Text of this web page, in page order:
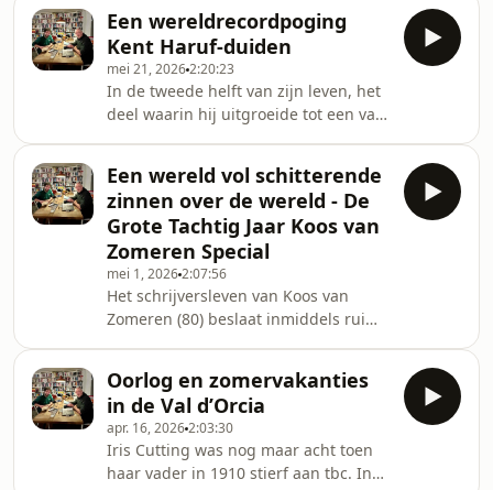
je herinnert en wat tuss
willen geven, en ze langzaam maar
zeker toch een antwoord te
ontfutselen, zonder dat dat
ontfutselen op ontfutselen lijkt
natuurlijk. Wie zo goed kan
interviewen dat mensen precies
datgene zeggen wat het dichtst bij
hun hart ligt, heeft geen noodgrepen
nodig. D
Een wereldrecordpoging
Kent Haruf-duiden
mei 21, 20262:20:23
In de tweede helft van zijn leven, het
deel waarin hij uitgroeide tot een van
in een dorp in de bergen van
Colorado een huis met een flinke tuin.
In die tuin stond een tuinhuisje, zijn
schrijfhuisje. Daar werkte hij elke dag,
op een typmachine, want de moderne
tijd gleed bijna ongemerkt aan Haruf
en zijn personages voorbij. Ee
Een wereld vol schitterende
zinnen over de wereld - De
Grote Tachtig Jaar Koos van
Zomeren Special
mei 1, 20262:07:56
Het schrijversleven van Koos van
Zomeren (80) beslaat inmiddels ruim
spectaculair veelvormig oeuvre bij
elkaar. Van poëzie tot detectives, van
klassieke romans tot postmoderne
fictie, van dagboeken tot historische
non-fictie, van journalistiek en
Oorlog en zomervakanties
in de Val d’Orcia
apr. 16, 20262:03:30
Iris Cutting was nog maar acht toen
haar vader in 1910 stierf aan tbc. In